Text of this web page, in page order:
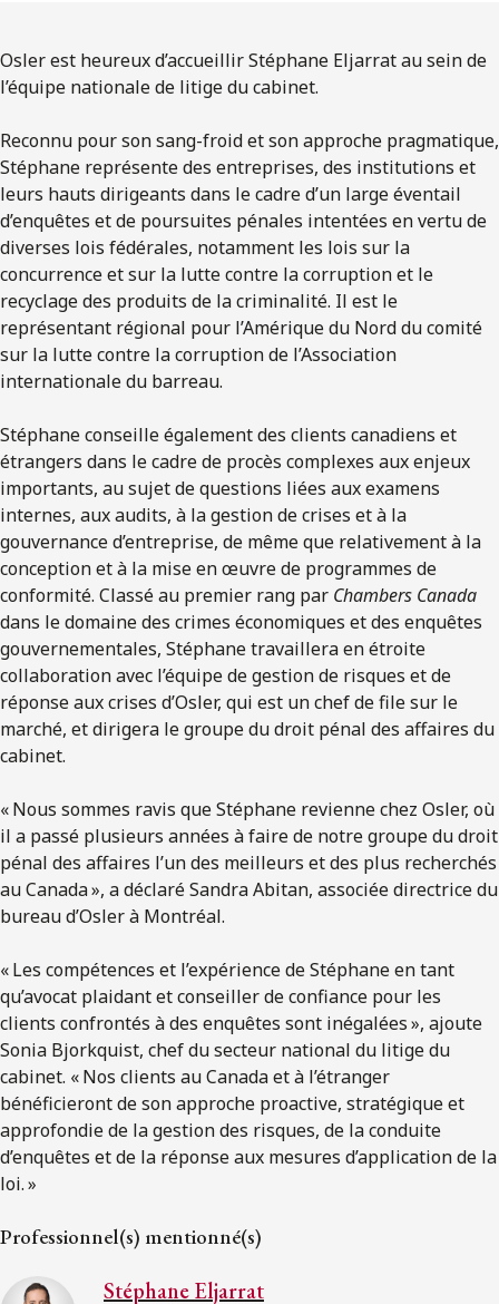
Osler est heureux d’accueillir Stéphane Eljarrat au sein de
l’équipe nationale de litige du cabinet.
Reconnu pour son sang-froid et son approche pragmatique,
Stéphane représente des entreprises, des institutions et
leurs hauts dirigeants dans le cadre d’un large éventail
d’enquêtes et de poursuites pénales intentées en vertu de
diverses lois fédérales, notamment les lois sur la
concurrence et sur la lutte contre la corruption et le
recyclage des produits de la criminalité. Il est le
représentant régional pour l’Amérique du Nord du comité
sur la lutte contre la corruption de l’Association
internationale du barreau.
Stéphane conseille également des clients canadiens et
étrangers dans le cadre de procès complexes aux enjeux
importants, au sujet de questions liées aux examens
internes, aux audits, à la gestion de crises et à la
gouvernance d’entreprise, de même que relativement à la
conception et à la mise en œuvre de programmes de
conformité. Classé au premier rang par Chambers Canada
dans le domaine des crimes économiques et des enquêtes
gouvernementales, Stéphane travaillera en étroite
collaboration avec l’équipe de gestion de risques et de
réponse aux crises d’Osler, qui est un chef de file sur le
marché, et dirigera le groupe du droit pénal des affaires du
cabinet.
« Nous sommes ravis que Stéphane revienne chez Osler, où
il a passé plusieurs années à faire de notre groupe du droit
pénal des affaires l’un des meilleurs et des plus recherchés
au Canada », a déclaré Sandra Abitan, associée directrice du
bureau d’Osler à Montréal.
« Les compétences et l’expérience de Stéphane en tant
qu’avocat plaidant et conseiller de confiance pour les
clients confrontés à des enquêtes sont inégalées », ajoute
Sonia Bjorkquist, chef du secteur national du litige du
cabinet. « Nos clients au Canada et à l’étranger
bénéficieront de son approche proactive, stratégique et
approfondie de la gestion des risques, de la conduite
d’enquêtes et de la réponse aux mesures d’application de la
loi. »
Professionnel(s) mentionné(s)
Stéphane Eljarrat